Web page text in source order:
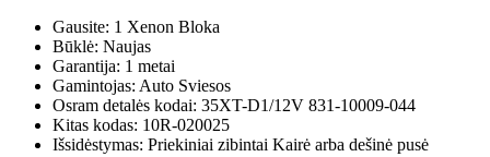
Gausite: 1 Xenon Bloka
Būklė: Naujas
Garantija: 1 metai
Gamintojas: Auto Sviesos
Osram detalės kodai: 35XT-D1/12V 831-10009-044
Kitas kodas: 10R-020025
Išsidėstymas: Priekiniai zibintai Kairė arba dešinė pusė